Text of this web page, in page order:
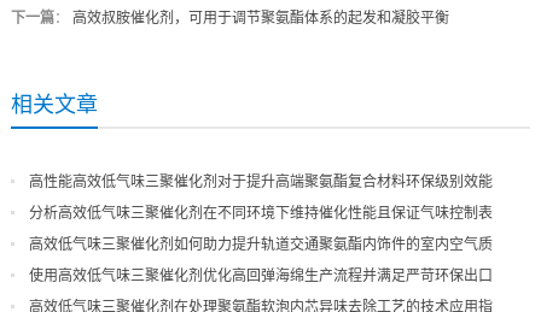
下一篇： 高效叔胺催化剂，可用于调节聚氨酯体系的起发和凝胶平衡
相关文章
高性能高效低气味三聚催化剂对于提升高端聚氨酯复合材料环保级别效能
分析高效低气味三聚催化剂在不同环境下维持催化性能且保证气味控制表
现
高效低气味三聚催化剂如何助力提升轨道交通聚氨酯内饰件的室内空气质
量
使用高效低气味三聚催化剂优化高回弹海绵生产流程并满足严苛环保出口
高效低气味三聚催化剂在处理聚氨酯软泡内芯异味去除工艺的技术应用指